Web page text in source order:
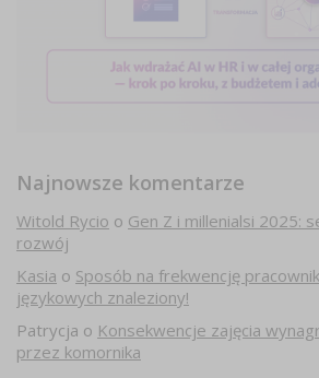
Najnowsze komentarze
Witold Rycio o Gen Z i millenialsi 2025:
rozwój
Kasia o Sposób na frekwencję
językowych znaleziony!
Patrycja o Konsekwencje zajęcia
przez komornika